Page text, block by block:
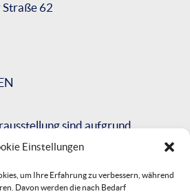
Einstellungen
um Ihre Erfahrung zu verbessern, während
Davon werden die nach Bedarf
Straße 62
sind aufgrund
des
die Neueröffnung